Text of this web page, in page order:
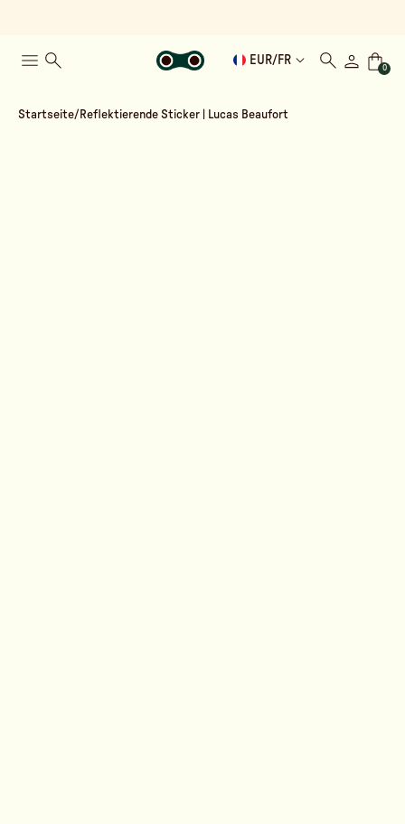
EUR/ FR
0
Startseite Reflektierende Sticker | Lucas Beaufort